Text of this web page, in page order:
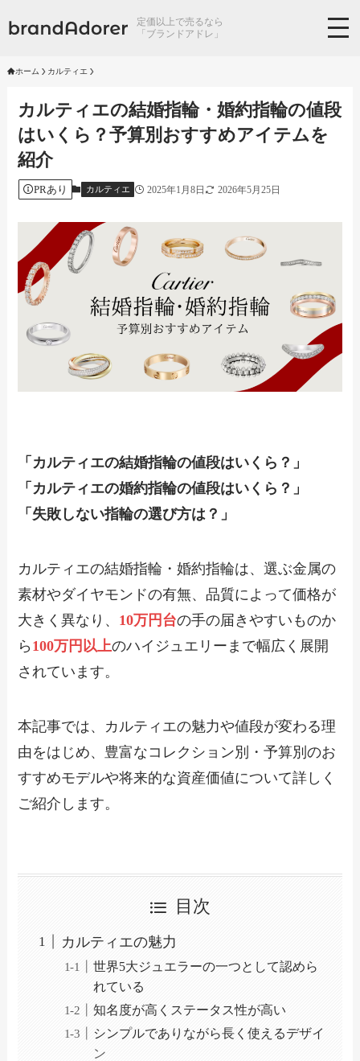
定価以上で売るなら
「ブランドアドレ」
ホーム カルティエ
カルティエの結婚指輪・婚約指輪の値段
はいくら？予算別おすすめアイテムを
紹介
PRあり カルティエ 2025年1月8日 2026年5月25日
「カルティエの結婚指輪の値段はいくら？」
「カルティエの婚約指輪の値段はいくら？」
「失敗しない指輪の選び方は？」
カルティエの結婚指輪・婚約指輪は、選ぶ金属の
素材やダイヤモンドの有無、品質によって価格が
大きく異なり、 10万円台の手の届きやすいものか
ら 100万円以上のハイジュエリーまで幅広く展開
されています。
本記事では、カルティエの魅力や値段が変わる理
由をはじめ、豊富なコレクション別・予算別のお
すすめモデルや将来的な資産価値について詳しく
ご紹介します。
目次
カルティエの魅力
世界5大ジュエラーの一つとして認めら
れている
知名度が高くステータス性が高い
シンプルでありながら長く使えるデザイ
ン